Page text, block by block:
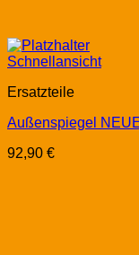
Schnellansicht
Ersatzteile
Außenspiegel
92,90 €